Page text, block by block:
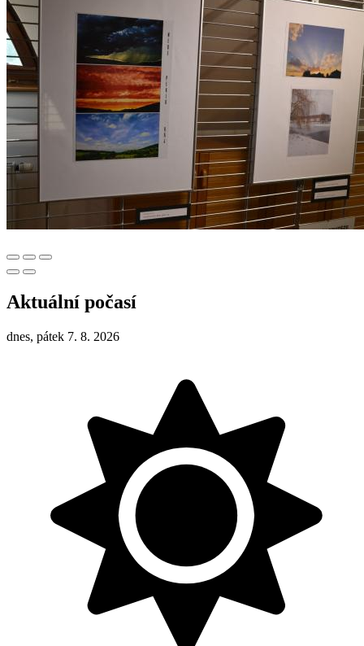
Aktuální počasí
dnes, pátek 7. 8. 2026